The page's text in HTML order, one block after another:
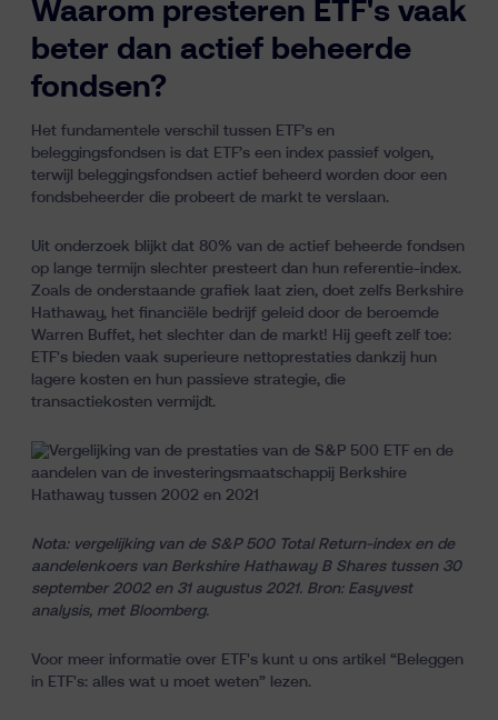
Waarom presteren ETF's vaak
beter dan actief beheerde
fondsen?
Het fundamentele verschil tussen ETF’s en
beleggingsfondsen is dat ETF’s een index passief volgen,
terwijl beleggingsfondsen actief beheerd worden door een
fondsbeheerder die probeert de markt te verslaan.
Uit onderzoek blijkt dat 80% van de actief beheerde fondsen
op lange termijn slechter presteert dan hun referentie-index.
Zoals de onderstaande grafiek laat zien, doet zelfs Berkshire
Hathaway, het financiële bedrijf geleid door de beroemde
Warren Buffet, het slechter dan de markt! Hij geeft zelf toe:
ETF's bieden vaak superieure nettoprestaties dankzij hun
lagere kosten en hun passieve strategie, die
transactiekosten vermijdt.
Nota: vergelijking van de S&P 500 Total Return-index en de
aandelenkoers van Berkshire Hathaway B Shares tussen 30
september 2002 en 31 augustus 2021. Bron: Easyvest
analysis, met Bloomberg.
Voor meer informatie over ETF's kunt u ons artikel “Beleggen
in ETF's: alles wat u moet weten” lezen.